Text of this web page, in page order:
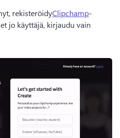
rekisteröidyClipchamp-
jo käyttäjä, kirjaudu vain